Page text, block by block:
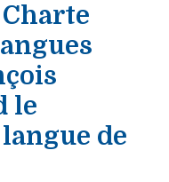
le
de